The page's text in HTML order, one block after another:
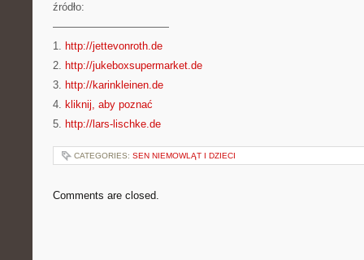
źródło:
———————————
1. http://jettevonroth.de
2. http://jukeboxsupermarket.de
3. http://karinkleinen.de
4. kliknij, aby poznać
5. http://lars-lischke.de
CATEGORIES: SEN NIEMOWLĄT I DZIECI
Comments are closed.